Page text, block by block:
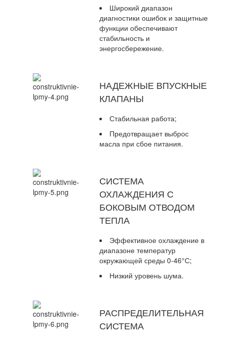
Широкий диапазон
диагностики ошибок и защитные
функции обеспечивают
стабильность и
энергосбережение.
НАДЕЖНЫЕ ВПУСКНЫЕ
КЛАПАНЫ
Стабильная работа;
Предотвращает выброс
масла при сбое питания.
СИСТЕМА
ОХЛАЖДЕНИЯ С
БОКОВЫМ ОТВОДОМ
ТЕПЛА
Эффективное охлаждение в
диапазоне температур
окружающей среды 0-46°С;
Низкий уровень шума.
РАСПРЕДЕЛИТЕЛЬНАЯ
СИСТЕМА